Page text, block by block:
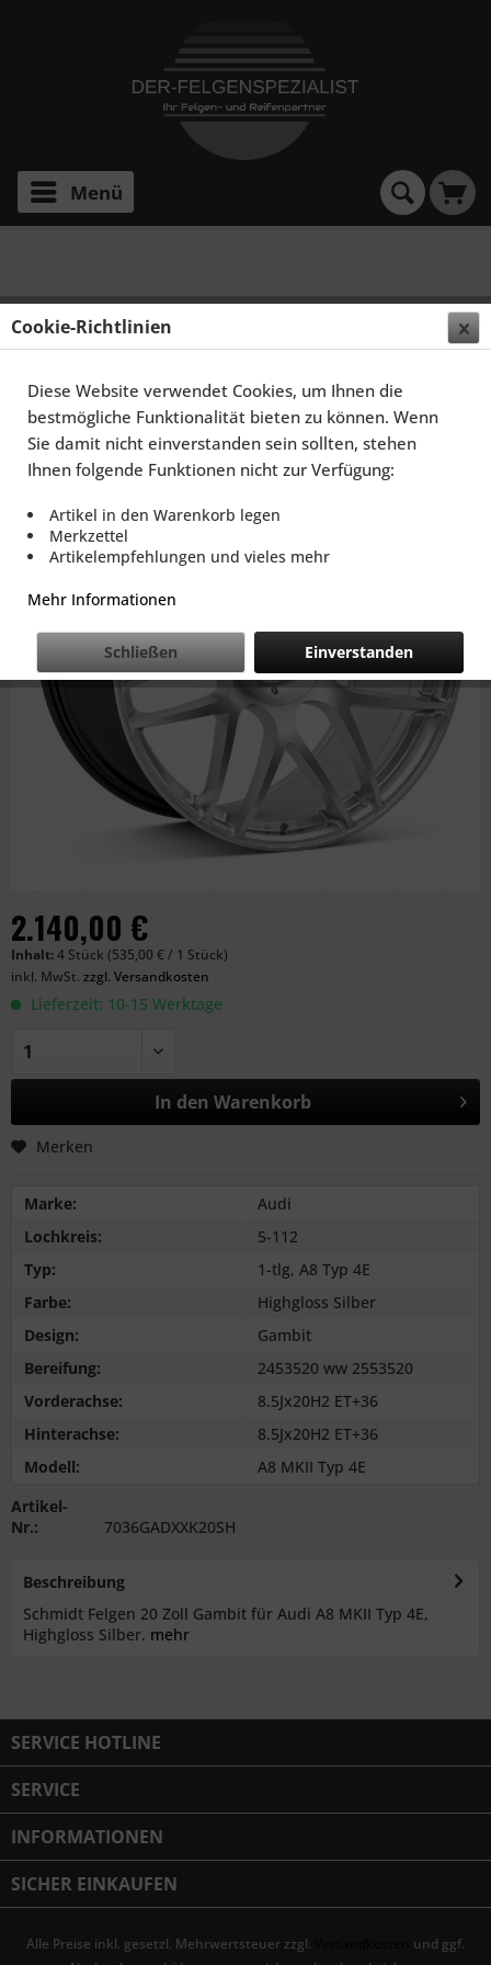
Menü
SCHMIDT FELGEN 20 ZOLL GAMBIT FÜR AUDI A8
MKII TYP 4E, HIGHGLOSS SILBER
2.140,00 €
Inhalt:4 Stück (535,00 € / 1 Stück)
inkl. MwSt. zzgl. Versandkosten
Lieferzeit: 10-15 Werktage
In den Warenkorb
Merken
Marke:
Audi
Lochkreis:
5-112
Typ:
1-tlg, A8 Typ 4E
Farbe:
Highgloss Silber
Design:
Gambit
Bereifung:
2453520 ww 2553520
Vorderachse:
8.5Jx20H2 ET+36
Hinterachse:
8.5Jx20H2 ET+36
Modell:
A8 MKII Typ 4E
Artikel-
Nr.:
7036GADXXK20SH
Beschreibung
Schmidt Felgen 20 Zoll Gambit für Audi A8 MKII Typ 4E,
Highgloss Silber. mehr
SERVICE HOTLINE
SERVICE
INFORMATIONEN
SICHER EINKAUFEN
Alle Preise inkl. gesetzl. Mehrwertsteuer zzgl.
und ggf.
Cookie-Richtlinien
Diese Website verwendet Cookies, um Ihnen die
bestmögliche Funktionalität bieten zu können. Wenn
Sie damit nicht einverstanden sein sollten, stehen
Ihnen folgende Funktionen nicht zur Verfügung:
Artikel in den Warenkorb legen
Merkzettel
Artikelempfehlungen und vieles mehr
Mehr Informationen
Einverstanden
Schließen